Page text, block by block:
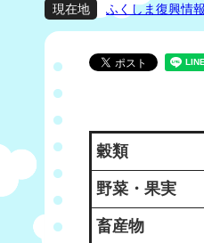
現在地 ふくしま復興情
穀類
野菜・果実
畜産物